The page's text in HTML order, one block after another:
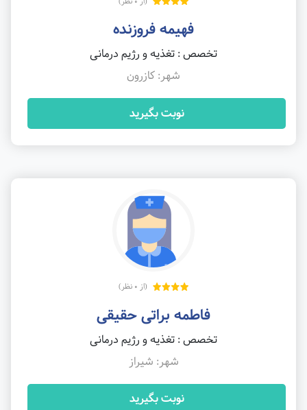
فهیمه فروزنده
تخصص : تغذیه و رژیم درمانی
شهر: کازرون
نوبت بگیرید
(از 0 نظر)
فاطمه براتی حقیقی
تخصص : تغذیه و رژیم درمانی
شهر: شیراز
نوبت بگیرید